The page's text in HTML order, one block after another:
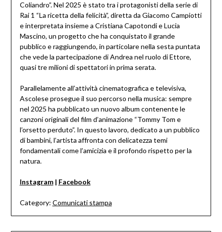
Coliandro”. Nel 2025 è stato tra i protagonisti della serie di
Rai 1 “La ricetta della felicità”, diretta da Giacomo Campiotti
e interpretata insieme a Cristiana Capotondi e Lucia
Mascino, un progetto che ha conquistato il grande
pubblico e raggiungendo, in particolare nella sesta puntata
che vede la partecipazione di Andrea nel ruolo di Ettore,
quasi tre milioni di spettatori in prima serata.
Parallelamente all’attività cinematografica e televisiva,
Ascolese prosegue il suo percorso nella musica: sempre
nel 2025 ha pubblicato un nuovo album contenente le
canzoni originali del film d’animazione “Tommy Tom e
l’orsetto perduto”. In questo lavoro, dedicato a un pubblico
di bambini, l’artista affronta con delicatezza temi
fondamentali come l’amicizia e il profondo rispetto per la
natura.
Instagram| Facebook
Category: Comunicati stampa